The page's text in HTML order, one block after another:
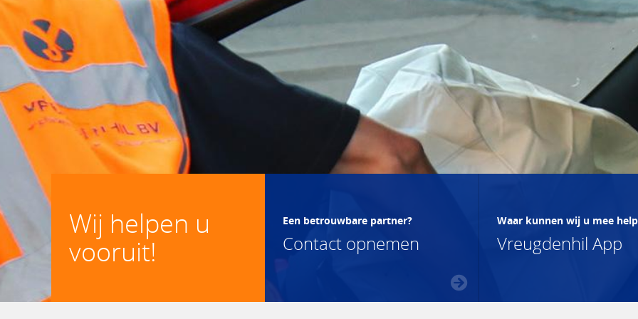
Wij helpen u
vooruit!
Een betrouwbare partner?
Contact opnemen
Waar kunnen wij u mee
Vreugdenhil App